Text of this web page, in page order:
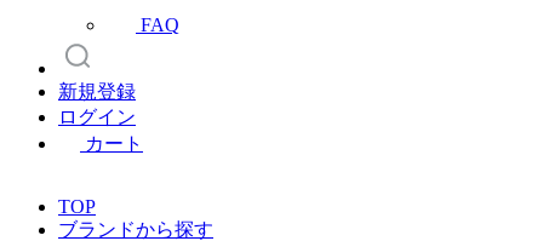
FAQ
新規登録
ログイン
カート
TOP
ブランドから探す